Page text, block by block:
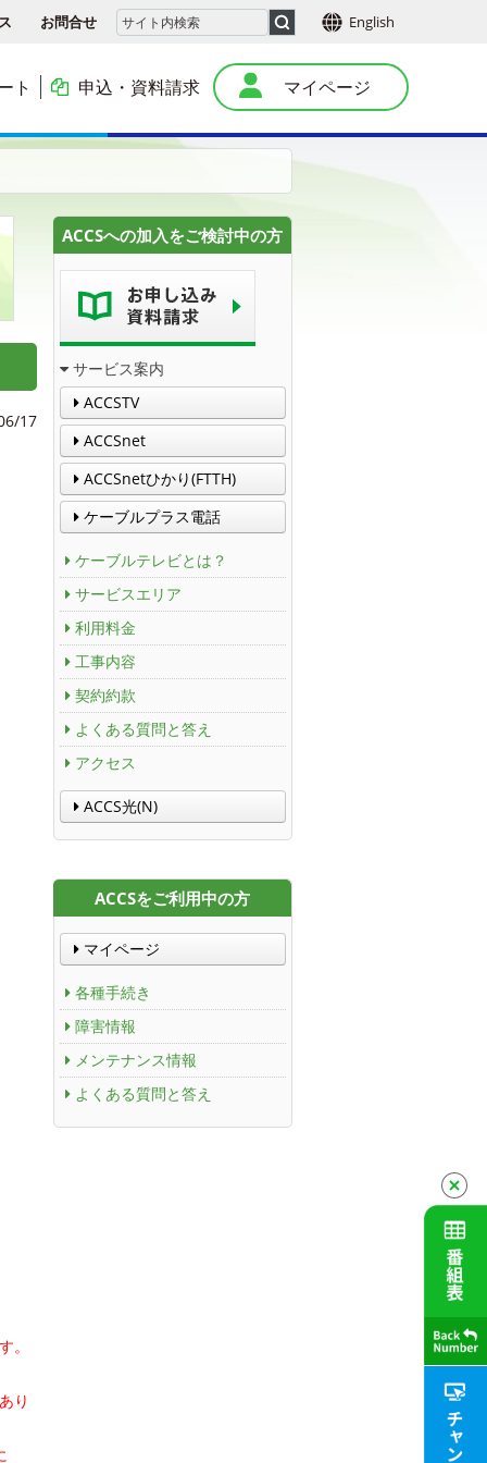
お問合せ English
ト 申込・資料請求 マイページ
17
。
り
ACCSへの加入をご検討中の方
サービス案内
ACCSTV
ACCSnet
ACCSnetひかり(FTTH)
ケーブルプラス電話
ケーブルテレビとは？
サービスエリア
利用料金
工事内容
契約約款
よくある質問と答え
アクセス
ACCS光(N)
ACCSをご利用中の方
マイページ
各種手続き
障害情報
メンテナンス情報
よくある質問と答え